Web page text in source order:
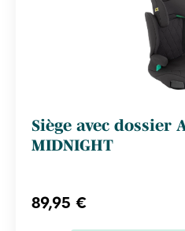
Siège avec dossier
MIDNIGHT
89,95 €